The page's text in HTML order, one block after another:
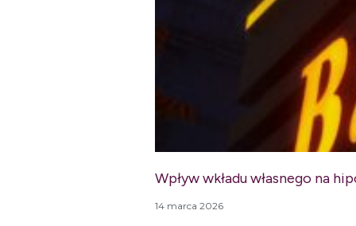
Wpływ wkładu własnego na
14 marca 2026